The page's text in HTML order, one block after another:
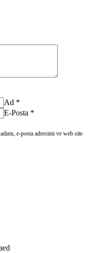
Ad *
E-Posta *
e-posta adresimi ve web site